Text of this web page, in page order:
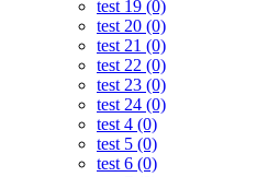
test 19 (0)
test 20 (0)
test 21 (0)
test 22 (0)
test 23 (0)
test 24 (0)
test 4 (0)
test 5 (0)
test 6 (0)